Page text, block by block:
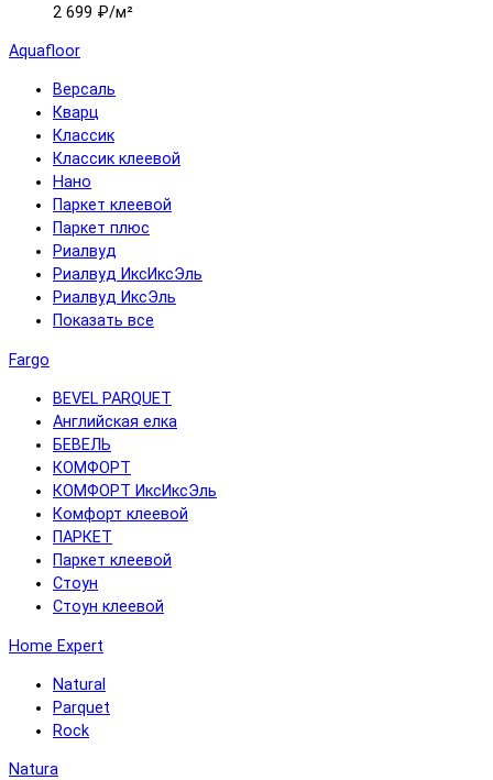
2 699 ₽/м²
Aquafloor
Версаль
Кварц
Классик
Классик клеевой
Нано
Паркет клеевой
Паркет плюс
Риалвуд
Риалвуд ИксИксЭль
Риалвуд ИксЭль
Показать все
Fargo
BEVEL PARQUET
Английская елка
БЕВЕЛЬ
КОМФОРТ
КОМФОРТ ИксИксЭль
Комфорт клеевой
ПАРКЕТ
Паркет клеевой
Стоун
Стоун клеевой
Home Expert
Natural
Parquet
Rock
Natura